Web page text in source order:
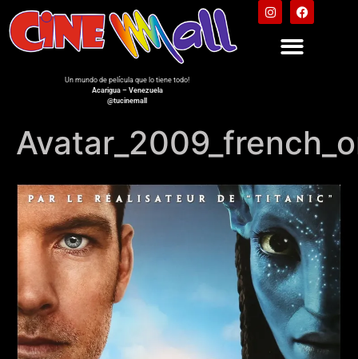
Un mundo de película que lo tiene todo!
Acarigua – Venezuela
@tucinemall